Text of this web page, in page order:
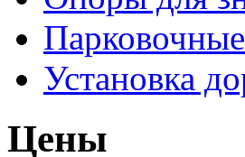
Установка
Цены